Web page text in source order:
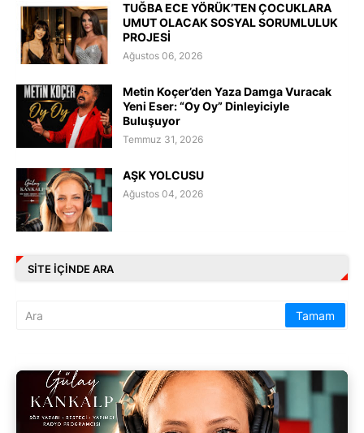
TUĞBA ECE YÖRÜK’TEN ÇOCUKLARA
UMUT OLACAK SOSYAL SORUMLULUK
PROJESİ
Ağustos 06, 2026
Metin Koçer’den Yaza Damga Vuracak
Yeni Eser: “Oy Oy” Dinleyiciyle
Buluşuyor
Temmuz 31, 2026
AŞK YOLCUSU
Ağustos 04, 2026
SITE IÇINDE ARA